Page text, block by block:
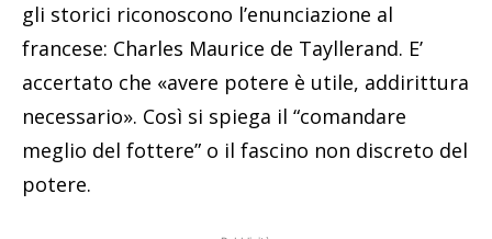
gli storici riconoscono l’enunciazione al
francese: Charles Maurice de Tayllerand. E’
accertato che «avere potere è utile, addirittura
necessario». Così si spiega il “comandare
meglio del fottere” o il fascino non discreto del
potere.